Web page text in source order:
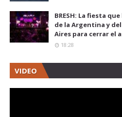
BRESH: La fiesta
de la Argentina y
Aires para cerrar el
18:28
VIDEO